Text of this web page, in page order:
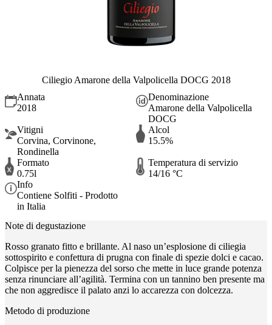
Ciliegio Amarone della Valpolicella DOCG 2018
Annata
2018
Denominazione
Amarone della Valpolicella
DOCG
Vitigni
Corvina, Corvinone,
Rondinella
Alcol
15.5%
Formato
0.75l
Temperatura di servizio
14/16 °C
Info
Contiene Solfiti - Prodotto
in Italia
Note di degustazione
Rosso granato fitto e brillante. Al naso un’esplosione di ciliegia
sottospirito e confettura di prugna con finale di spezie dolci e cacao.
Colpisce per la pienezza del sorso che mette in luce grande potenza
senza rinunciare all’agilità. Termina con un tannino ben presente ma
che non aggredisce il palato anzi lo accarezza con dolcezza.
Metodo di produzione